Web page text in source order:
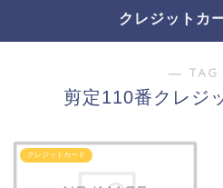
クレジットカ
―
剪定110番クレジ
クレジットカード